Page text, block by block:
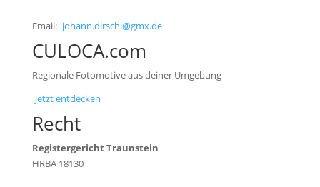
Email: johann.dirschl@gmx.de
CULOCA.com
Regionale Fotomotive aus deiner Umgebung
jetzt entdecken
Recht
Registergericht Traunstein
HRBA 18130